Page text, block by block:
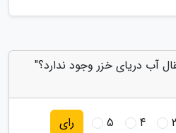
آب دریای خزر وجود ندارد؟"
4
5 رای